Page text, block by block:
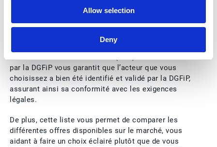
Allow selection
Deny
Pourquoi consulter la liste
des plateformes PDP ?
Consulter la liste des Plateformes de
par la DGFiP vous garantit que l’acteur que vous
choisissez a bien été identifié et validé par la DGFiP,
assurant ainsi sa conformité avec les exigences
légales.
De plus, cette liste vous permet de comparer les
différentes offres disponibles sur le marché, vous
aidant à faire un choix éclairé plutôt que de vous